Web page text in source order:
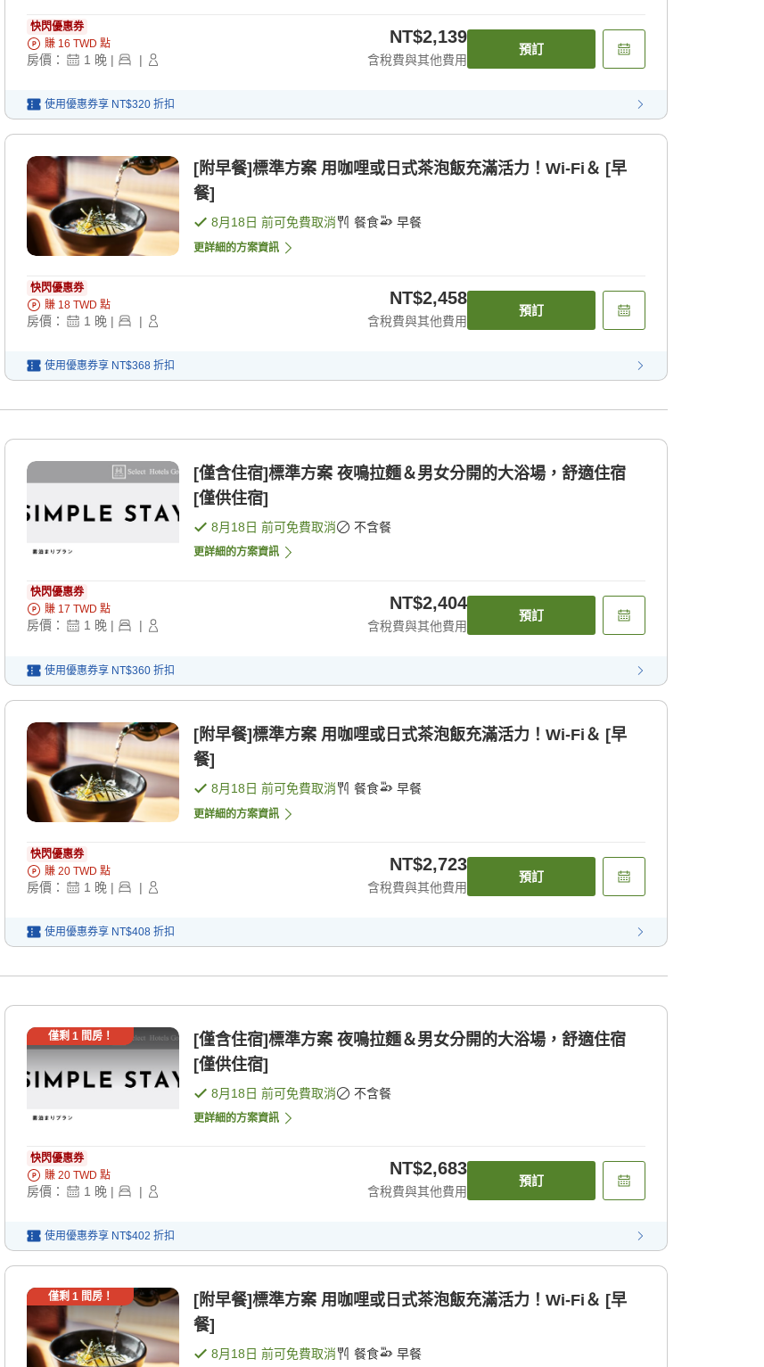
快閃優惠券
賺 16 TWD 點
房價： 1 晚 | |
NT$2,139
含稅費與其他費用
預訂
使用優惠券享 NT$320 折扣
[附早餐]標準方案 用咖哩或日式茶泡飯充滿活力！Wi-Fi＆ [早
餐]
8月18日 前可免費取消 餐食 早餐
更詳細的方案資訊
快閃優惠券
賺 18 TWD 點
房價： 1 晚 | |
NT$2,458
含稅費與其他費用
預訂
使用優惠券享 NT$368 折扣
[僅含住宿]標準方案 夜鳴拉麵＆男女分開的大浴場，舒適住宿
[僅供住宿]
8月18日 前可免費取消 不含餐
更詳細的方案資訊
快閃優惠券
賺 17 TWD 點
房價： 1 晚 | |
NT$2,404
含稅費與其他費用
預訂
使用優惠券享 NT$360 折扣
[附早餐]標準方案 用咖哩或日式茶泡飯充滿活力！Wi-Fi＆ [早
餐]
8月18日 前可免費取消 餐食 早餐
更詳細的方案資訊
快閃優惠券
賺 20 TWD 點
房價： 1 晚 | |
NT$2,723
含稅費與其他費用
預訂
使用優惠券享 NT$408 折扣
僅剩 1 間房！
[僅含住宿]標準方案 夜鳴拉麵＆男女分開的大浴場，舒適住宿
[僅供住宿]
8月18日 前可免費取消 不含餐
更詳細的方案資訊
快閃優惠券
賺 20 TWD 點
房價： 1 晚 | |
NT$2,683
含稅費與其他費用
預訂
使用優惠券享 NT$402 折扣
僅剩 1 間房！
[附早餐]標準方案 用咖哩或日式茶泡飯充滿活力！Wi-Fi＆ [早
餐]
8月18日 前可免費取消 餐食 早餐